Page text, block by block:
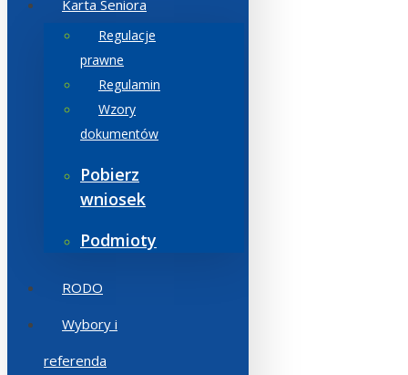
Karta Seniora
Regulacje
prawne
Regulamin
Wzory
dokumentów
Pobierz
wniosek
Podmioty
RODO
Wybory i
referenda